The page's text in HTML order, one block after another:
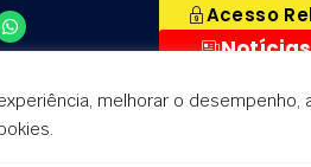
melhorar o
e Vendas
Acesso
Notícias